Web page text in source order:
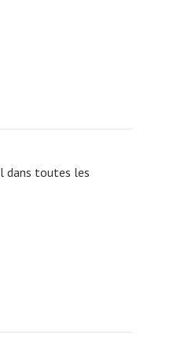
dans toutes les